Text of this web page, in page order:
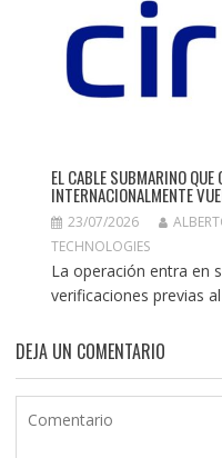
EL CABLE SUBMARINO QUE
INTERNACIONALMENTE
23/07/2026
TECHNOLOGIES
La operación entra en
verificaciones previas
DEJA UN COMENTARIO